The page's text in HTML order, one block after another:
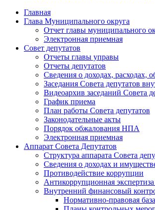
Главная
Глава Муниципального округа
Отчет главы муниципального
Электронная приемная
Совет депутатов
Отчеты главы управы
Отчеты депутатов
Сведения о доходах, расходах,
Заседания Совета депутатов
Видеоархив заседаний Совета
График приема
План работы Совета депутатов
Законодательные акты
Порядок обжалования НПА
Электронная приемная
Аппарат Совета Депутатов
Структура аппарата Совета
Сведения о доходах и
Противодействие коррупции
Антикоррупционная
Внутренний финансовый
Нормативно-правовая база